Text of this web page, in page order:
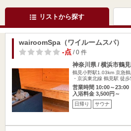
リストから探す
wairoomSpa（ワイルームスパ）
-点/ 0 件
神奈川県 / 横浜市鶴
鶴見小野駅1.03km 京急
・京浜東北線 鶴見駅 徒
営業時間 10:00～23:00
入浴料金 3,500円～
日帰り サウナ